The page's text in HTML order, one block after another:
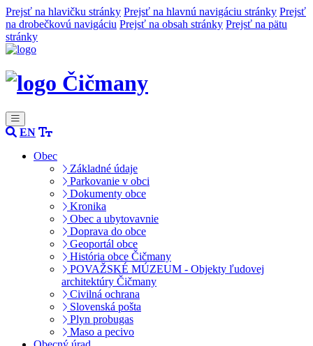
Prejsť na hlavičku stránky Prejsť na hlavnú navigáciu stránky Prejsť
na drobečkovú navigáciu Prejsť na obsah stránky Prejsť na pätu
stránky
Čičmany
EN
Obec
Základné údaje
Parkovanie v obci
Dokumenty obce
Kronika
Obec a ubytovavnie
Doprava do obce
Geoportál obce
História obce Čičmany
POVAŽSKÉ MÚZEUM - Objekty ľudovej
architektúry Čičmany
Civilná ochrana
Slovenská pošta
Plyn probugas
Maso a pecivo